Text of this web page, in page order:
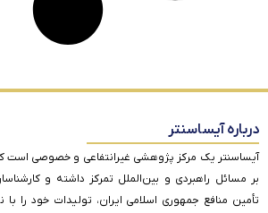
درباره آیساسنتر
آیساسنتر یک مرکز پژوهشی غیرانتفاعی و خصوصی است
بر مسائل راهبردی و بین‌الملل تمرکز داشته و
تأمین منافع جمهوری اسلامی ایران، تولیدات خود را